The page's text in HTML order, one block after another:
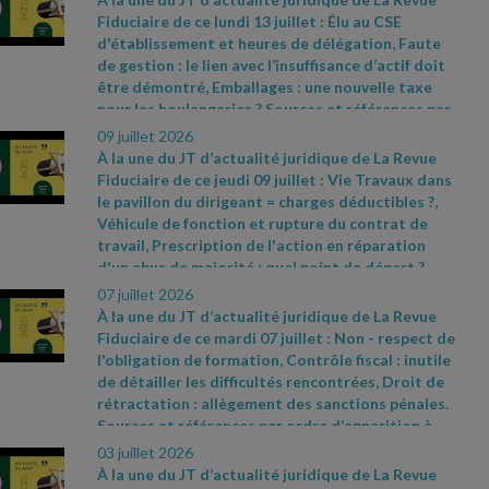
n° 2026- 534 du 25 juin 2026 relative à la lutte
contre les fraudes sociales et fiscales- Décret
2026- 544 du 25 juin 2026, JO du 27-
https://www.economie.gouv.fr/dgccrf/actualites
dgccrf/renovation- energetique- le- gerant-
condamne- une
Fiduciaire de ce lundi 13 juillet : Élu au CSE
d'établissement et heures de délégation, Faute
de gestion : le lien avec l’insuffisance d’actif doit
être démontré, Emballages : une nouvelle taxe
pour les boulangeries ? Sources et références par
ordre d’apparition à l’écran :
presse du ministère de l’Économie du 30 juin
2026, n° 850 - https://www.proconnect.gouv.fr/-
Cass. soc. 24 juin 2026, n° 24- 22792 FSB
09 juillet 2026
À la une du JT d’actualité juridique de La Revue
Fiduciaire de ce jeudi 09 juillet : Vie Travaux dans
le pavillon du dirigeant = charges déductibles ?,
Véhicule de fonction et rupture du contrat de
travail, Prescription de l'action en réparation
d'un abus de majorité : quel point de départ ?
Sources et références par ordre d’apparition à
l’écran : - CAA Versailles n° 24VE01416 du 4 juin
2026 - Cass. soc., 3 juin 2026, n° 25- 11373 FSD (3e
moyen) - Cass. com., 6 mai 2026, n° 25- 11498
07 juillet 2026
À la une du JT d’actualité juridique de La Revue
Fiduciaire de ce mardi 07 juillet : Non - respect de
l'obligation de formation, Contrôle fiscal : inutile
de détailler les difficultés rencontrées, Droit de
rétractation : allègement des sanctions pénales.
Sources et références par ordre d’apparition à
l’écran : - Réponse ministérielle Aviragnet n° 4213,
JO Assemblée nationale du 12 mai 2026- Cass.
03 juillet 2026
À la une du JT d’actualité juridique de La Revue